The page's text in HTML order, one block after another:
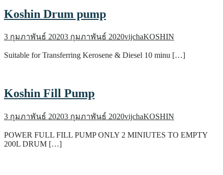
Koshin Drum pump
3 กุมภาพันธ์ 20203 กุมภาพันธ์ 2020vijchaKOSHIN
Suitable for Transferring Kerosene & Diesel 10 minu […]
Koshin Fill Pump
3 กุมภาพันธ์ 20203 กุมภาพันธ์ 2020vijchaKOSHIN
POWER FULL FILL PUMP ONLY 2 MINIUTES TO EMPTY
200L DRUM […]